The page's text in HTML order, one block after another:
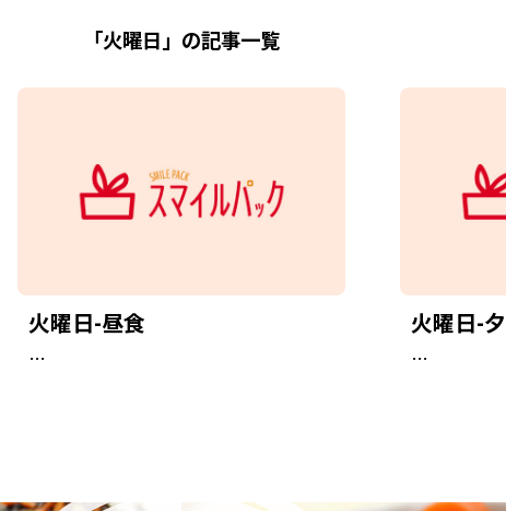
「火曜日」の記事一覧
火曜日-昼食
…
火曜日-
…